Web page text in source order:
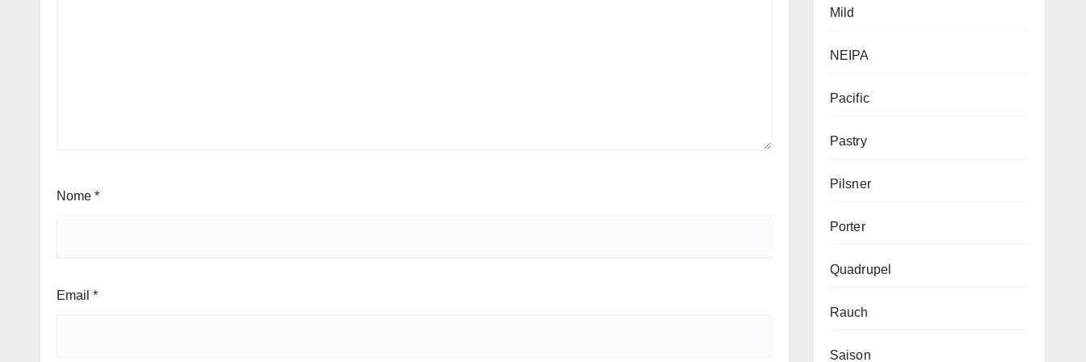
Nome *
Email *
Mild
NEIPA
Pacific
Pastry
Pilsner
Porter
Quadrupel
Rauch
Saison